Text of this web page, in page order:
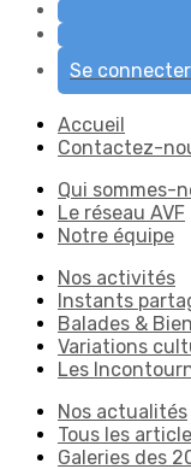
Se connecter
Accueil
Contactez-
Qui sommes-
Le réseau AVF
Notre équipe
Nos activités
Instants
Balades &
Variations
Les
Nos actualités
Tous les
Galeries des